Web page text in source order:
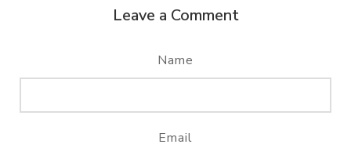
Leave a Comment
Name
Email